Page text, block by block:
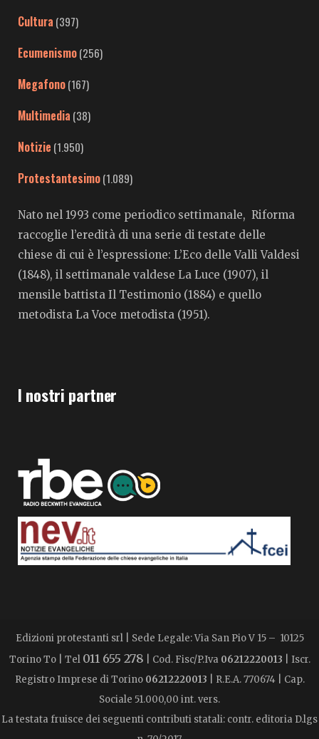
Cultura (397)
Ecumenismo(256)
Megafono(167)
Multimedia (38)
Notizie (1.950)
Protestantesimo(1.089)
Nato nel 1993 come periodico settimanale, Riforma
raccoglie l’eredità di una serie di testate delle
chiese di cui è l’espressione: L’Eco delle Valli Valdesi
(1848), il settimanale valdese La Luce (1907), il
mensile battista Il Testimonio (1884) e quello
metodista La Voce metodista (1951).
I nostri partner
Edizioni protestanti srl | Sede Legale: Via San Pio V 15 – 10125
Torino To | Tel 011 655 278 | Cod. Fisc/P.Iva 06212220013 | Iscr.
Registro Imprese di Torino 06212220013 | R.E.A. 770674 | Cap.
Sociale 51.000,00 int. vers.
La testata fruisce dei seguenti contributi statali: contr. editoria D.lgs